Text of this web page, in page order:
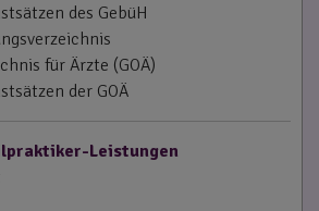
des GebüH
für Ärzte (GOÄ)
der GOÄ
Leistungen